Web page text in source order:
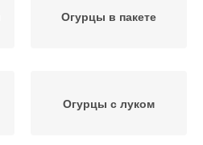
Огурцы в пакете
Огурцы с луком